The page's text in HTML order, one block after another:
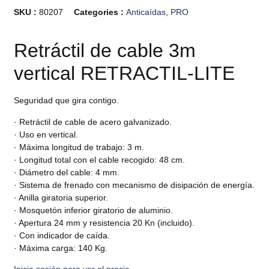
SKU :80207 Categories :Anticaídas PRO
Retráctil de cable 3m
vertical RETRACTIL-LITE
Seguridad que gira contigo.
· Retráctil de cable de acero galvanizado.
· Uso en vertical.
· Máxima longitud de trabajo: 3 m.
· Longitud total con el cable recogido: 48 cm.
· Diámetro del cable: 4 mm.
· Sistema de frenado con mecanismo de disipación de energía.
· Anilla giratoria superior.
· Mosquetón inferior giratorio de aluminio.
· Apertura 24 mm y resistencia 20 Kn (incluido).
· Con indicador de caída.
· Máxima carga: 140 Kg.